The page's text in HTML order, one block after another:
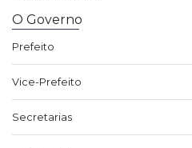
O Governo
Prefeito
Vice-Prefeito
Secretarias